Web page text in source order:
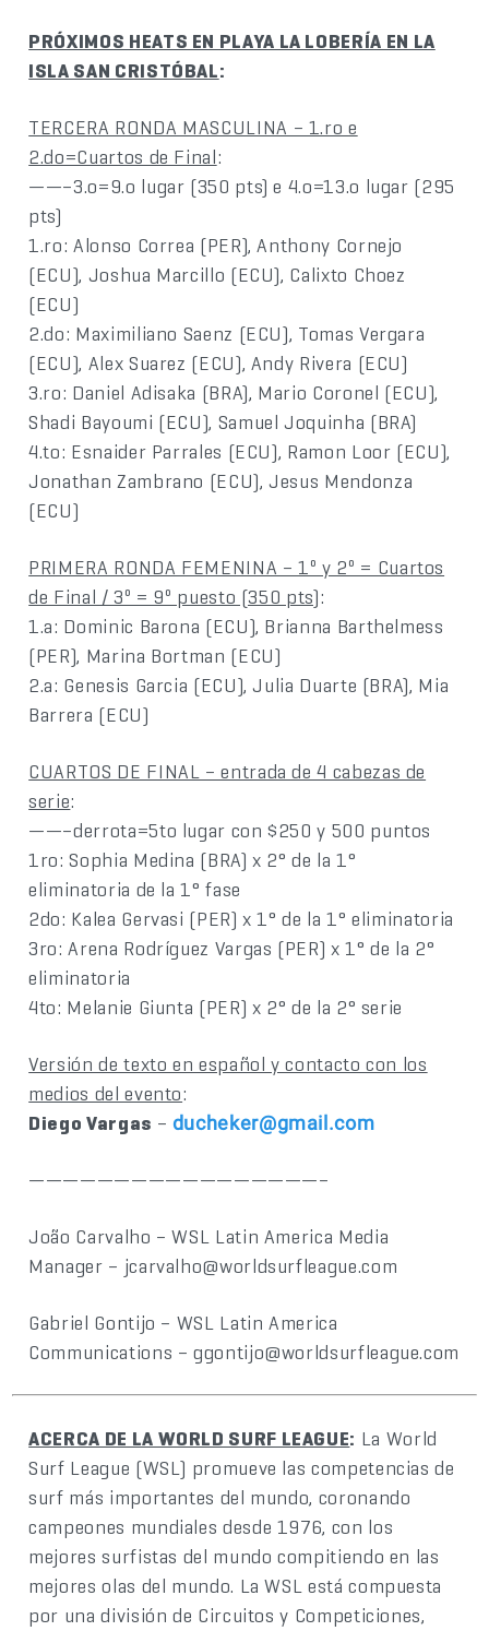
PRÓXIMOS HEATS EN PLAYA LA LOBERÍA EN LA
ISLA SAN CRISTÓBAL:
TERCERA RONDA MASCULINA – 1.ro e
2.do=Cuartos de Final:
——–3.o=9.o lugar (350 pts) e 4.o=13.o lugar (295
pts)
1.ro: Alonso Correa (PER), Anthony Cornejo
(ECU), Joshua Marcillo (ECU), Calixto Choez
(ECU)
2.do: Maximiliano Saenz (ECU), Tomas Vergara
(ECU), Alex Suarez (ECU), Andy Rivera (ECU)
3.ro: Daniel Adisaka (BRA), Mario Coronel (ECU),
Shadi Bayoumi (ECU), Samuel Joquinha (BRA)
4.to: Esnaider Parrales (ECU), Ramon Loor (ECU),
Jonathan Zambrano (ECU), Jesus Mendonza
(ECU)
PRIMERA RONDA FEMENINA – 1º y 2º = Cuartos
de Final / 3º = 9º puesto (350 pts):
1.a: Dominic Barona (ECU), Brianna Barthelmess
(PER), Marina Bortman (ECU)
2.a: Genesis Garcia (ECU), Julia Duarte (BRA), Mia
Barrera (ECU)
CUARTOS DE FINAL – entrada de 4 cabezas de
serie:
——–derrota=5to lugar con $250 y 500 puntos
1ro: Sophia Medina (BRA) x 2° de la 1°
eliminatoria de la 1° fase
2do: Kalea Gervasi (PER) x 1° de la 1° eliminatoria
3ro: Arena Rodríguez Vargas (PER) x 1° de la 2°
eliminatoria
4to: Melanie Giunta (PER) x 2° de la 2° serie
Versión de texto en español y contacto con los
medios del evento:
Diego Vargas – ducheker@gmail.com
—————————————————–
João Carvalho – WSL Latin America Media
Manager – jcarvalho@worldsurfleague.com
Gabriel Gontijo – WSL Latin America
Communications – ggontijo@worldsurfleague.com
ACERCA DE LA WORLD SURF LEAGUE: La World
Surf League (WSL) promueve las competencias de
surf más importantes del mundo, coronando
campeones mundiales desde 1976, con los
mejores surfistas del mundo compitiendo en las
mejores olas del mundo. La WSL está compuesta
por una división de Circuitos y Competiciones,